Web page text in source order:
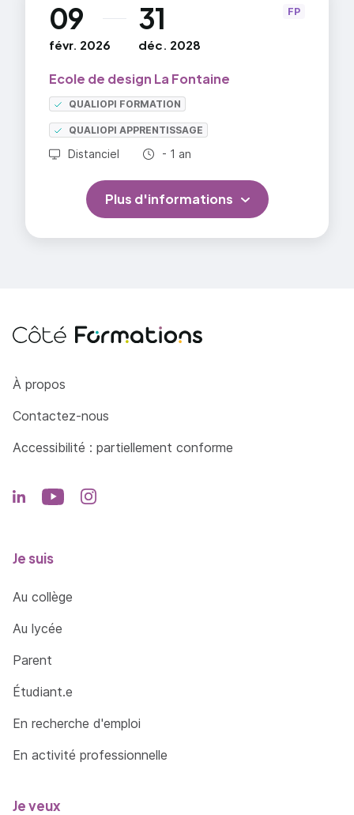
09
févr. 2026
au 31
déc. 2028
Ecole de design La Fontaine
QUALIOPI FORMATION
QUALIOPI APPRENTISSAGE
Distanciel Durée totale :
- 1 an
FP
Plus d'informations
Côté Formations
À propos
Contactez-nous
Accessibilité : partiellement conforme
Je suis
Au collège
Au lycée
Parent
Étudiant.e
En recherche d'emploi
En activité professionnelle
Je veux